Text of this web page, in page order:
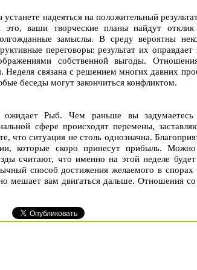
надеяться на положительный
это, ваши творческие планы найдут
замыслы. В среду вероятны
переговоры: результат их оправдает
собственной выгоды.
Неделя связана с решением многих давних
беседы могут закончиться конфликтом.
ожидает Рыб. Чем раньше вы
сфере происходят перемены,
что ситуация не столь однозначна.
которые скоро принесут прибыль.
считают, что именно на этой неделе
способ достижения желаемого в
мешает вам двигаться дальше. Отношения